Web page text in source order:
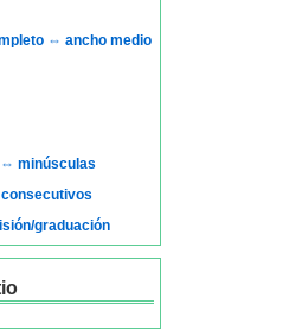
⇔ ancho medio
minúsculas
graduación